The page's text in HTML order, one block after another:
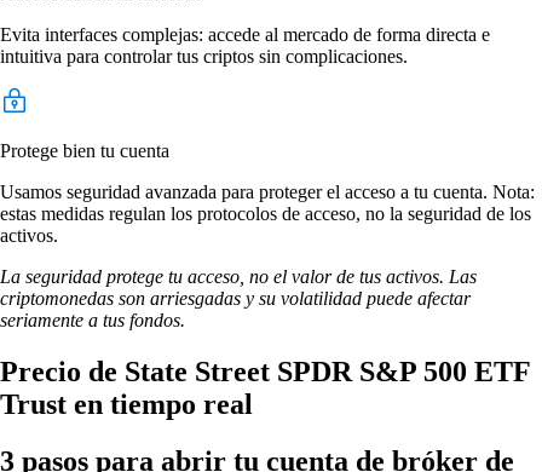
Evita interfaces complejas: accede al mercado de forma directa e
intuitiva para controlar tus criptos sin complicaciones.
Protege bien tu cuenta
Usamos seguridad avanzada para proteger el acceso a tu cuenta. Nota:
estas medidas regulan los protocolos de acceso, no la seguridad de los
activos.
La seguridad protege tu acceso, no el valor de tus activos. Las
criptomonedas son arriesgadas y su volatilidad puede afectar
seriamente a tus fondos.
Precio de State Street SPDR S&P 500 ETF
Trust en tiempo real
3 pasos para abrir tu cuenta de bróker de